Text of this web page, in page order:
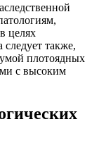
целях
также,
плотоядных
с высоким